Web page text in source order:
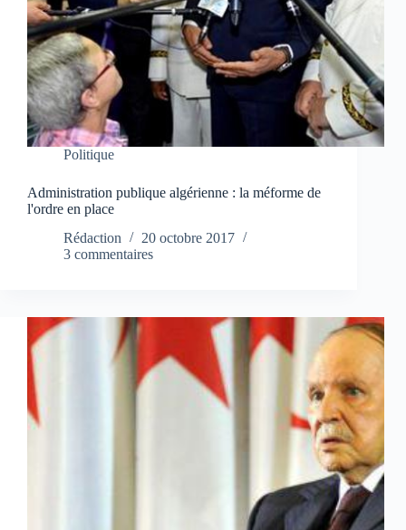
Politique
Administration publique algérienne : la méforme de
l'ordre en place
Rédaction
20 octobre 2017
3 commentaires